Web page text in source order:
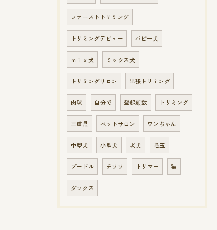
ファーストトリミング
トリミングデビュー パピー犬
ｍｉｘ犬 ミックス犬
トリミングサロン 出張トリミング
肉球 自分で 登録頭数 トリミング
三重県 ペットサロン ワンちゃん
中型犬 小型犬 老犬 毛玉
プードル チワワ トリマー 猫
ダックス